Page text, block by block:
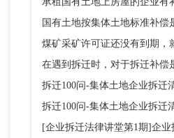
国有土地按集体土地标准补偿
在遇到拆迁时，对于拆迁补偿